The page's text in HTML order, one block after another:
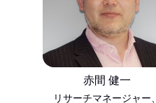
赤間 健一
リサーチマネージャー、